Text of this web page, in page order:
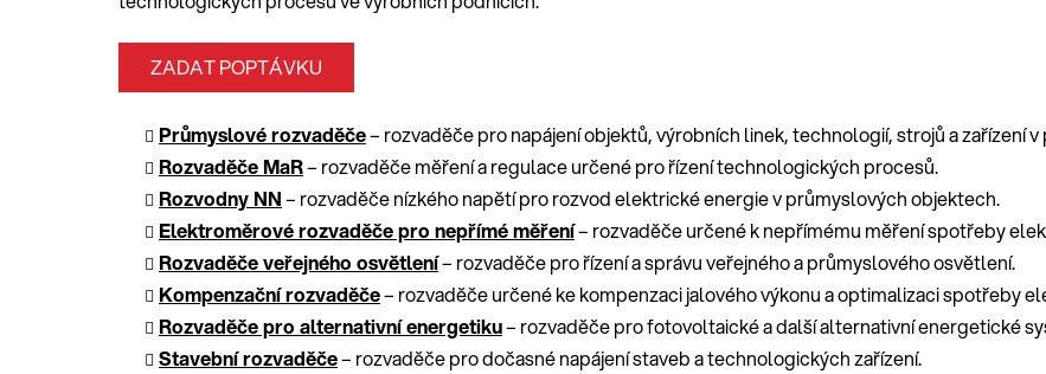
ZADAT POPTÁVKU
Průmyslové rozvaděče– rozvaděče pro napájení objektů, výrobních linek, technologií, strojů a zařízení
Rozvaděče MaR– rozvaděče měření a regulace určené pro řízení technologických procesů.
Rozvodny NN– rozvaděče nízkého napětí pro rozvod elektrické energie v průmyslových objektech.
Elektroměrové rozvaděče pro nepřímé měření– rozvaděče určené k nepřímému měření spotřeby
Rozvaděče veřejného osvětlení– rozvaděče pro řízení a správu veřejného a průmyslového osvětlení.
Kompenzační rozvaděče– rozvaděče určené ke kompenzaci jalového výkonu a optimalizaci spotřeby
Rozvaděče pro alternativní energetiku– rozvaděče pro fotovoltaické a další alternativní energetické
Stavební rozvaděče– rozvaděče pro dočasné napájení staveb a technologických zařízení.